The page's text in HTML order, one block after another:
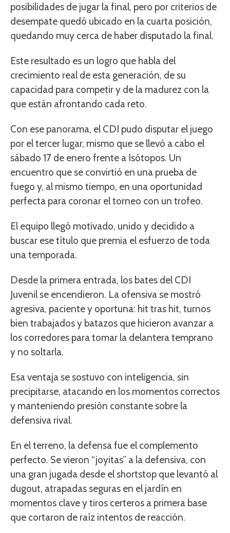
posibilidades de jugar la final, pero por criterios de
desempate quedó ubicado en la cuarta posición,
quedando muy cerca de haber disputado la final.
Este resultado es un logro que habla del
crecimiento real de esta generación, de su
capacidad para competir y de la madurez con la
que están afrontando cada reto.
Con ese panorama, el CDI pudo disputar el juego
por el tercer lugar, mismo que se llevó a cabo el
sábado 17 de enero frente a Isótopos. Un
encuentro que se convirtió en una prueba de
fuego y, al mismo tiempo, en una oportunidad
perfecta para coronar el torneo con un trofeo.
El equipo llegó motivado, unido y decidido a
buscar ese título que premia el esfuerzo de toda
una temporada.
Desde la primera entrada, los bates del CDI
Juvenil se encendieron. La ofensiva se mostró
agresiva, paciente y oportuna: hit tras hit, turnos
bien trabajados y batazos que hicieron avanzar a
los corredores para tomar la delantera temprano
y no soltarla.
Esa ventaja se sostuvo con inteligencia, sin
precipitarse, atacando en los momentos correctos
y manteniendo presión constante sobre la
defensiva rival.
En el terreno, la defensa fue el complemento
perfecto. Se vieron “joyitas” a la defensiva, con
una gran jugada desde el shortstop que levantó al
dugout, atrapadas seguras en el jardín en
momentos clave y tiros certeros a primera base
que cortaron de raíz intentos de reacción.